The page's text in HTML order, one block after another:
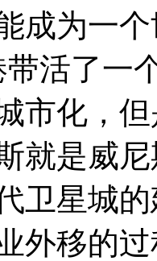
成为一
活了一
市化，
就是威
卫星城
外移的